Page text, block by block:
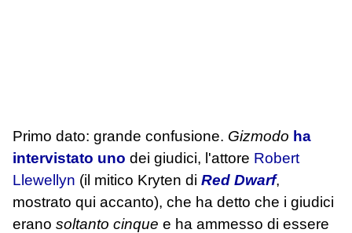
Primo dato: grande confusione. Gizmodo ha
intervistato uno dei giudici, l'attore Robert
Llewellyn (il mitico Kryten di Red Dwarf,
mostrato qui accanto), che ha detto che i giudici
erano soltanto cinque e ha ammesso di essere